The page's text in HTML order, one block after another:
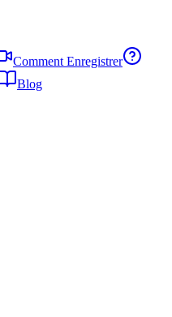
Comment Enregistrer
Blog